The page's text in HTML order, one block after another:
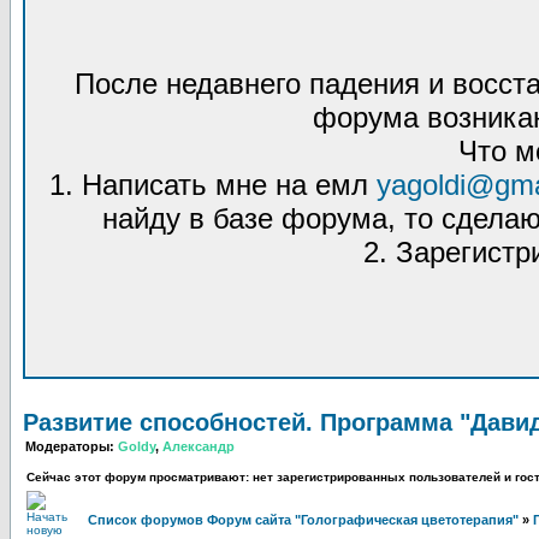
После недавнего падения и
форума
Что
1. Написать мне на емл
найду в базе форума, то
2.
Развитие способностей. Программа
Модераторы: Goldy, Александр
Сейчас этот форум просматривают: нет зарегистрированных пользователей и
Список форумов Форум сайта "Голографическая цветотерапия" »